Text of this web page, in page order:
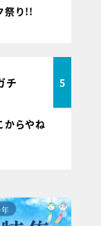
祭り!!
チ 5
からやね